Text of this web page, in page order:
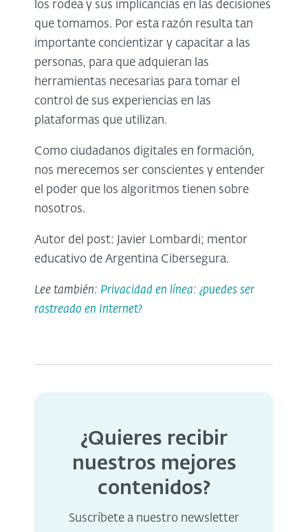
los rodea y sus implicancias en las decisiones
que tomamos. Por esta razón resulta tan
importante concientizar y capacitar a las
personas, para que adquieran las
herramientas necesarias para tomar el
control de sus experiencias en las
plataformas que utilizan.
Como ciudadanos digitales en formación,
nos merecemos ser conscientes y entender
el poder que los algoritmos tienen sobre
nosotros.
Autor del post: Javier Lombardi; mentor
educativo de Argentina Cibersegura.
Lee también: Privacidad en línea: ¿puedes ser
rastreado en Internet?
¿Quieres recibir
nuestros mejores
contenidos?
Suscríbete a nuestro newsletter